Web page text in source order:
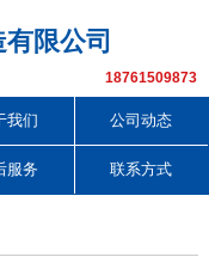
限公司
18761509873
我们 公司动态
服务 联系方式